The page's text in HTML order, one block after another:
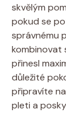
skvělým​
pokud se
správnému
kombinovat
přinesl
důležité‍
připravíte​
pleti a